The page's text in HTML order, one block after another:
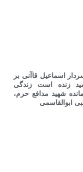
اسماعیل قاآنی بر
زنده است زندگی
شهید مدافع حرم،
ابوالقاسمی